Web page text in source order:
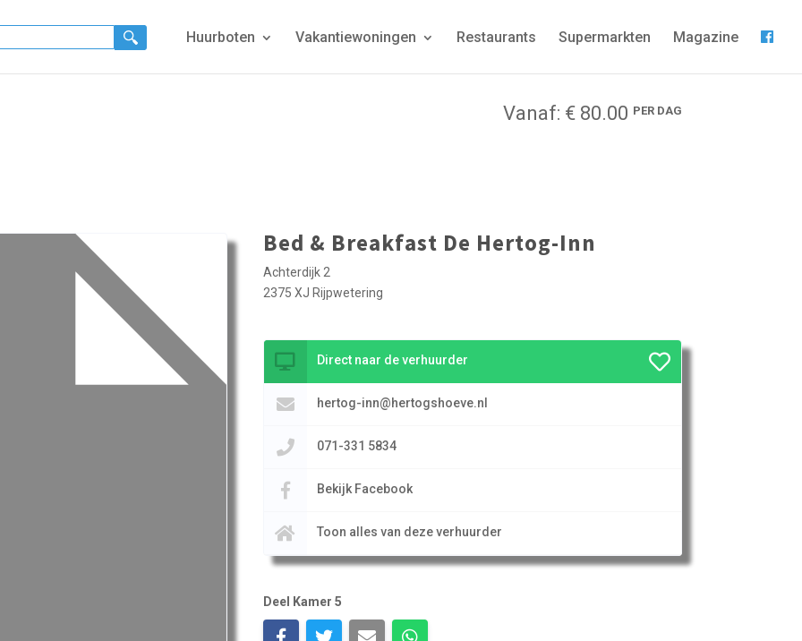
Huurboten Vakantiewoningen Restaurants Supermarkten Magazine
Vanaf: € 80.00 PER DAG
Bed & Breakfast De Hertog-Inn
Achterdijk 2
2375 XJ Rijpwetering
Direct naar de verhuurder
hertog-inn@hertogshoeve.nl
071-331 5834
Bekijk Facebook
Toon alles van deze verhuurder
Deel Kamer 5